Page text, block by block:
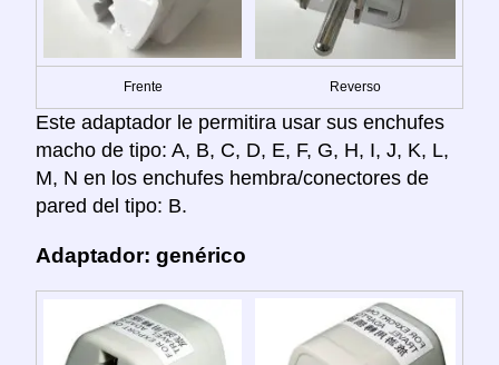
Frente Reverso
Este adaptador le permitira usar sus enchufes
macho de tipo: A, B, C, D, E, F, G, H, I, J, K, L,
M, N en los enchufes hembra/conectores de
pared del tipo: B.
Adaptador: genérico